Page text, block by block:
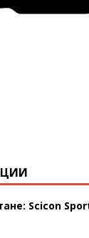
Scicon